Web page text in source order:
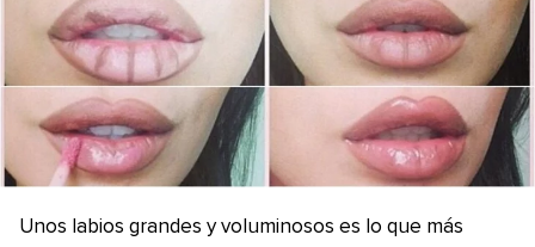
Unos labios grandes y voluminosos es lo que más